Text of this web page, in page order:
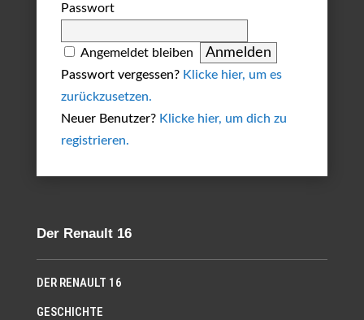
Passwort
Angemeldet bleiben
Passwort vergessen? Klicke hier, um es
zurückzusetzen.
Neuer Benutzer? Klicke hier, um dich zu
registrieren.
Der Renault 16
DER RENAULT 16
GESCHICHTE